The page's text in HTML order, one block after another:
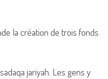
la création de trois fonds
jariyah. Les gens y